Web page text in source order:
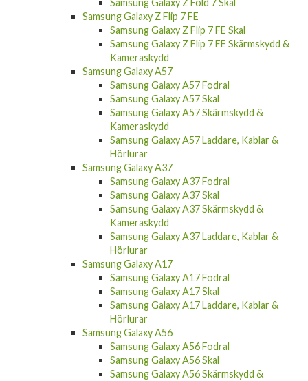
Samsung Galaxy Z Fold 7 Skal
Samsung Galaxy Z Flip 7 FE
Samsung Galaxy Z Flip 7 FE Skal
Samsung Galaxy Z Flip 7 FE Skärmskydd &
Kameraskydd
Samsung Galaxy A57
Samsung Galaxy A57 Fodral
Samsung Galaxy A57 Skal
Samsung Galaxy A57 Skärmskydd &
Kameraskydd
Samsung Galaxy A57 Laddare, Kablar &
Hörlurar
Samsung Galaxy A37
Samsung Galaxy A37 Fodral
Samsung Galaxy A37 Skal
Samsung Galaxy A37 Skärmskydd &
Kameraskydd
Samsung Galaxy A37 Laddare, Kablar &
Hörlurar
Samsung Galaxy A17
Samsung Galaxy A17 Fodral
Samsung Galaxy A17 Skal
Samsung Galaxy A17 Laddare, Kablar &
Hörlurar
Samsung Galaxy A56
Samsung Galaxy A56 Fodral
Samsung Galaxy A56 Skal
Samsung Galaxy A56 Skärmskydd &